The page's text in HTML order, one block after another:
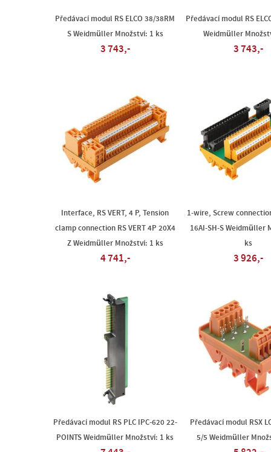
Předávací modul RS ELCO 38/38RM
S Weidmüller Množství: 1 ks
3 743,-
Předávací modul RS
Weidmüller
3 743,-
Interface, RS VERT, 4 P, Tension
clamp connection RS VERT 4P 20X4
Z Weidmüller Množství: 1 ks
4 741,-
1-wire, Screw
16AI-SH-S Weidmüller
ks
3 926,-
Předávací modul RS PLC IPC-620 22-
POINTS Weidmüller Množství: 1 ks
Předávací modul RSX
5/5 Weidmüller